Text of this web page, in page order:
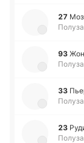
27
93
33
23